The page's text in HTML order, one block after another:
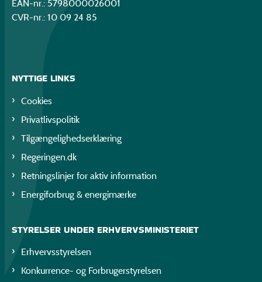
EAN-nr.: 5798000026001
CVR-nr.: 10 09 24 85
NYTTIGE LINKS
Cookies
Privatlivspolitik
Tilgængelighedserklæring
Regeringen.dk
Retningslinjer for aktiv information
Energiforbrug & energimærke
STYRELSER UNDER ERHVERVSMINISTERIET
Erhvervsstyrelsen
Konkurrence- og Forbrugerstyrelsen